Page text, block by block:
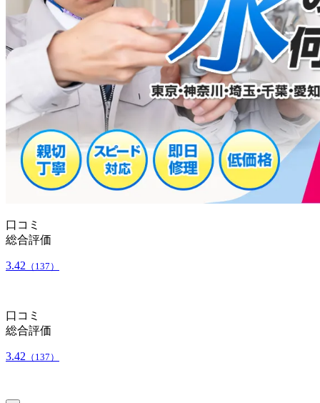
口コミ
総合評価
3.42 （137）
口コミ
総合評価
3.42 （137）